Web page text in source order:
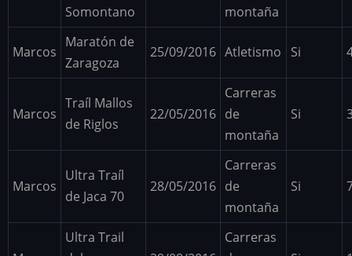
Somontano
montaña
Marcos
Maratón de
Zaragoza
25/09/2016 Atletismo Si
Marcos
Traíl Mallos
de Riglos
22/05/2016
Carreras
de
montaña
Si
Marcos
Ultra Traíl
de Jaca 70
28/05/2016
Carreras
de
montaña
Si
Ultra Trail
Carreras